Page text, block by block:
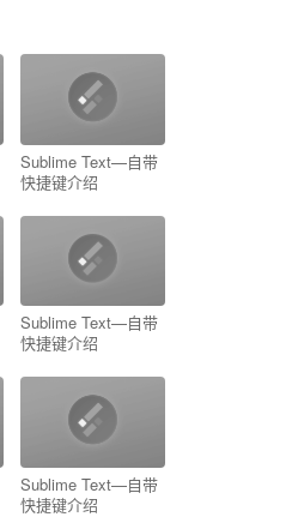
Sublime Text—自带
快捷键介绍
Sublime Text—自带
快捷键介绍
Sublime Text—自带
快捷键介绍